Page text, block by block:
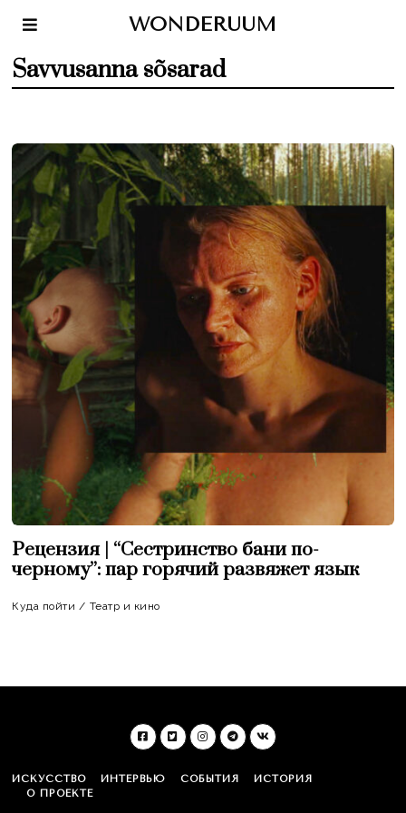
WONDERUUM
Savvusanna sõsarad
Рецензия | “Сестринство бани по-
черному”: пар горячий развяжет язык
Куда пойти / Театр и кино
ИСКУССТВО ИНТЕРВЬЮ СОБЫТИЯ
ИСТОРИЯ
О ПРОЕКТЕ